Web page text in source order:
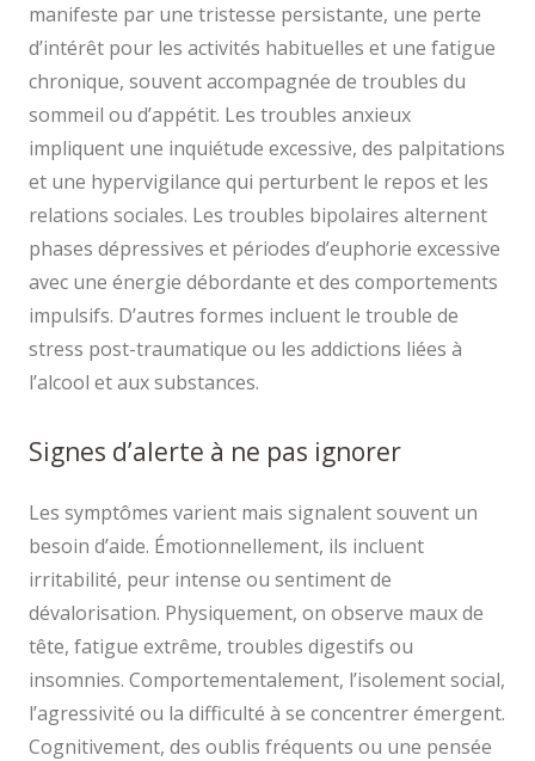
manifeste par une tristesse persistante, une perte
d’intérêt pour les activités habituelles et une fatigue
chronique, souvent accompagnée de troubles du
sommeil ou d’appétit. Les troubles anxieux
impliquent une inquiétude excessive, des palpitations
et une hypervigilance qui perturbent le repos et les
relations sociales. Les troubles bipolaires alternent
phases dépressives et périodes d’euphorie excessive
avec une énergie débordante et des comportements
impulsifs. D’autres formes incluent le trouble de
stress post-traumatique ou les addictions liées à
l’alcool et aux substances.
Signes d’alerte à ne pas ignorer
Les symptômes varient mais signalent souvent un
besoin d’aide. Émotionnellement, ils incluent
irritabilité, peur intense ou sentiment de
dévalorisation. Physiquement, on observe maux de
tête, fatigue extrême, troubles digestifs ou
insomnies. Comportementalement, l’isolement social,
l’agressivité ou la difficulté à se concentrer émergent.
Cognitivement, des oublis fréquents ou une pensée